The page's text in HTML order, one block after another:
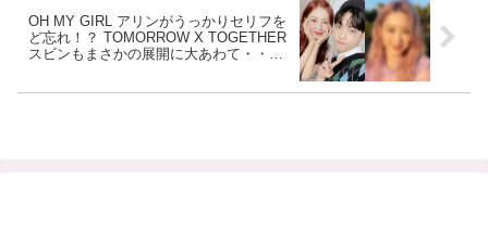
OH MY GIRL アリンがうっかりセリフを
ど忘れ！？ TOMORROW X TOGETHER
スビンもまさかの展開に大あわて・・そ